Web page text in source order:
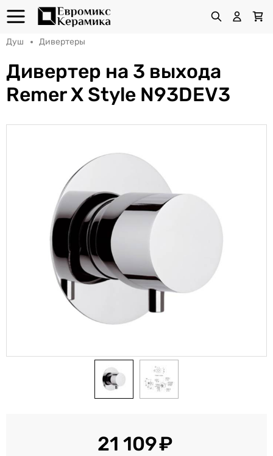
Душ Дивертеры
Дивертер на 3 выхода
Remer X Style N93DEV3
21 109